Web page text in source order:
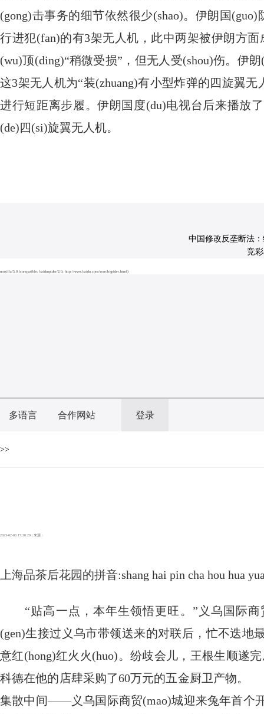
(gong)击事务的细节依然很少(shao)。伊朗国
行进犯(fan)的有3架无人机，此中两架被伊朗方
(wu)顶(ding)“稍微受损”，但无人受(shou)伤。伊
这3架无人机为“装(zhuang)有小型炸弹的四旋翼
进行短距离步履。伊朗国度(du)电视台后来播放
(de)四(si)旋翼无人机。
中国修改反垄断法
竞
mozilla/5.0 (compatible; baiduspider/2.0; http://www.baidu.com/search/spider.html)
多语言 合作网站 登录
>>
2023-02-03 17:30:29 | 来源：
上海品茶后花园的拼音:shang hai pin cha hou hua
“贴高一点，本年生领悟更旺。”义乌国际商
(gen)生接过义乌市带领送来的对联后，忙不迭地
意红(hong)红火火(huo)。纷歧会儿，王根生顺遂
科德在他的店肆采购了60万元的五金厨卫产物
集散中间——义乌国际商贸(mao)城迎来兔年首个